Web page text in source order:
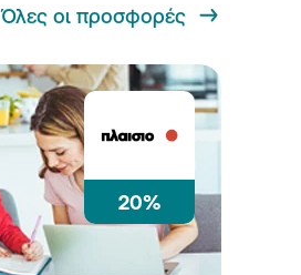
Όλες οι προσφορές
20%